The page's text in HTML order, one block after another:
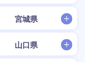
宮城県
山口県